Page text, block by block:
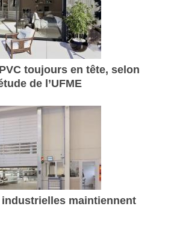
toujours en tête, selon
de l’UFME
maintiennent